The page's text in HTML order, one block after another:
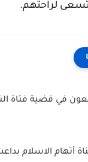
لراحتهم.
في قضية فتاة
أتهام الاسلام